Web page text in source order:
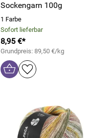
Sockengarn 100g
1 Farbe
Sofort lieferbar
8,95 €*
Grundpreis: 89,50 €/kg